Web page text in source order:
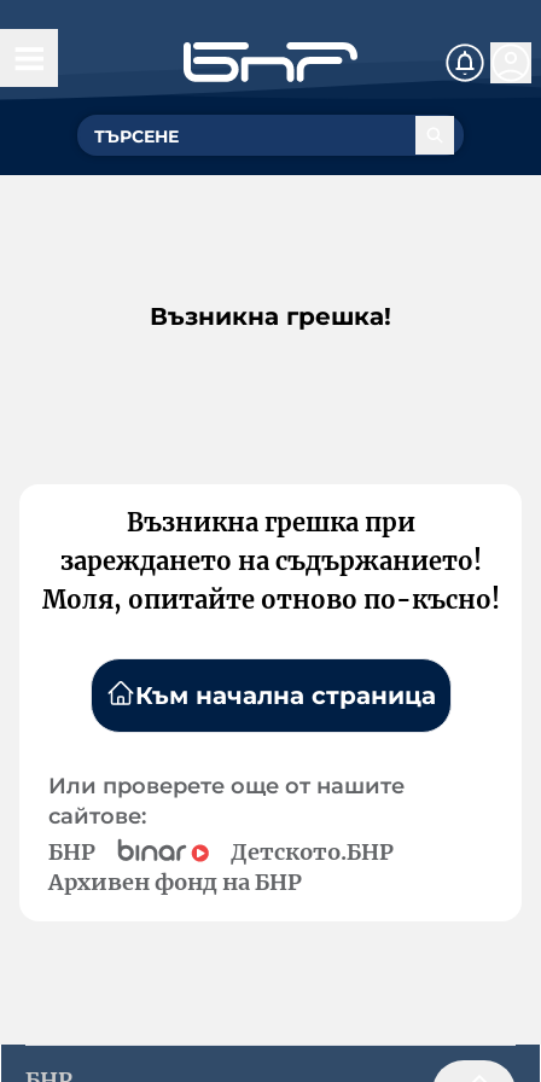
Възникна грешка!
Възникна грешка при
зареждането на съдържанието!
Моля, опитайте отново по-късно!
Към начална страница
Или проверете още от нашите
сайтове:
БНР
Детското.БНР
Архивен фонд на БНР